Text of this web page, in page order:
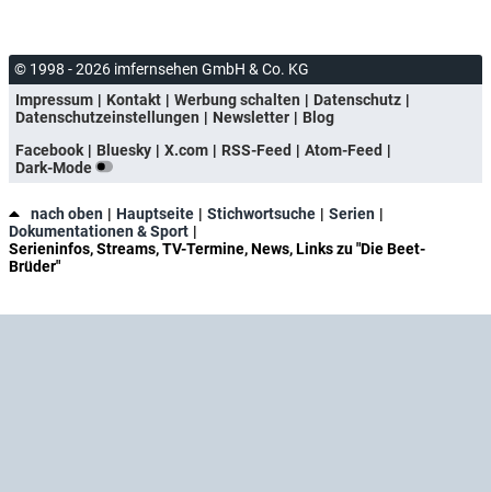
© 1998 - 2026 imfernsehen GmbH & Co. KG
Impressum
Kontakt Werbung schalten
Datenschutz
Datenschutzeinstellungen
Newsletter
Blog
Facebook
Bluesky X.com RSS-Feed
Atom-Feed
Dark-Mode
nach oben Hauptseite Stichwortsuche
Serien
Dokumentationen & Sport
Serieninfos, Streams, TV-Termine, News, Links zu "Die Beet-
Brüder"